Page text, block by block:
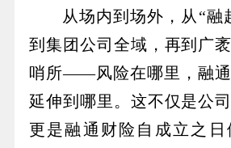
从场内到场外，从“融
到集团公司全域，再到广
哨所——风险在哪里，融
延伸到哪里。这不仅是公
更是融通财险自成立之日